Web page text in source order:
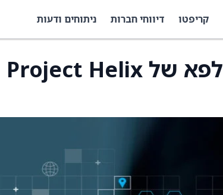
קריפטו דיווחי חברות ניתוחים ודעות